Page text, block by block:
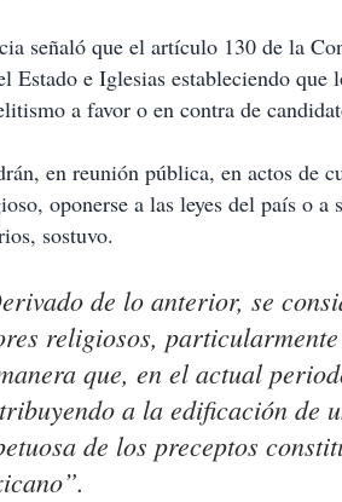
señaló que el artículo 130 de la
Estado e Iglesias estableciendo
a favor o en contra de
en reunión pública, en actos de
oponerse a las leyes del país o
sostuvo.
de lo anterior, se
religiosos,
que, en el actual
a la edificación de
de los preceptos